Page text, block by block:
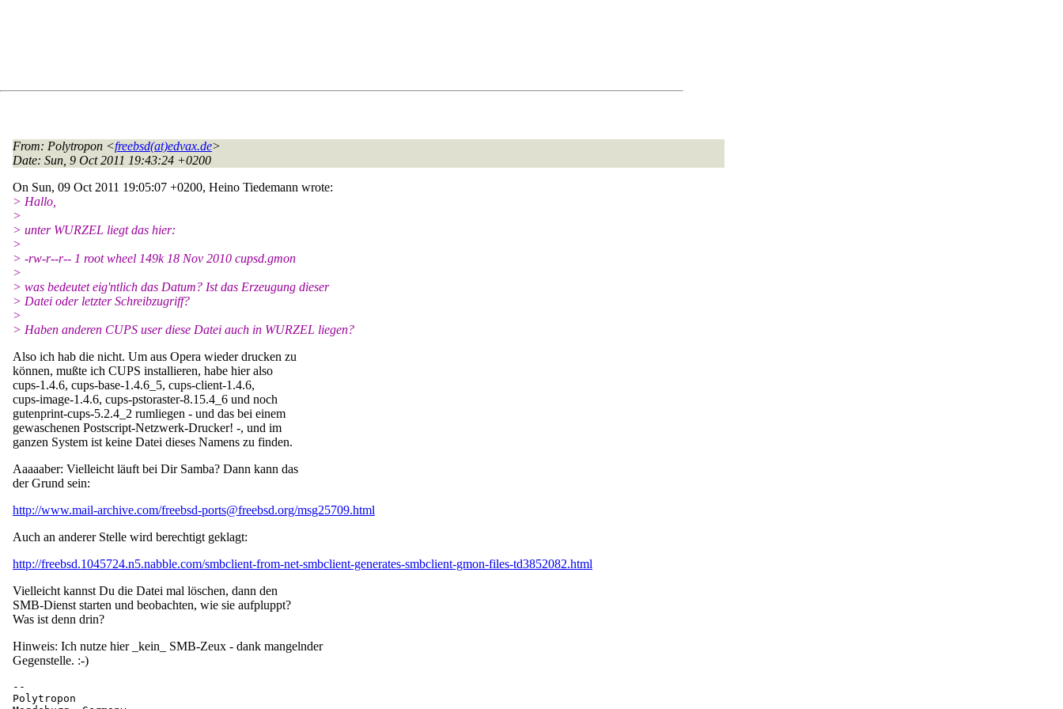
From: Polytropon <freebsd(at)edvax.de>
Date: Sun, 9 Oct 2011 19:43:24 +0200
On Sun, 09 Oct 2011 19:05:07 +0200, Heino Tiedemann wrote:
> Hallo,
>
> unter WURZEL liegt das hier:
>
> -rw-r--r-- 1 root wheel 149k 18 Nov 2010 cupsd.gmon
>
> was bedeutet eig'ntlich das Datum? Ist das Erzeugung dieser
> Datei oder letzter Schreibzugriff?
>
> Haben anderen CUPS user diese Datei auch in WURZEL liegen?
Also ich hab die nicht. Um aus Opera wieder drucken zu
können, mußte ich CUPS installieren, habe hier also
cups-1.4.6, cups-base-1.4.6_5, cups-client-1.4.6,
cups-image-1.4.6, cups-pstoraster-8.15.4_6 und noch
gutenprint-cups-5.2.4_2 rumliegen - und das bei einem
gewaschenen Postscript-Netzwerk-Drucker! -, und im
ganzen System ist keine Datei dieses Namens zu finden.
Aaaaaber: Vielleicht läuft bei Dir Samba? Dann kann das
der Grund sein:
http://www.mail-archive.com/freebsd-ports@freebsd.org/msg25709.html
Auch an anderer Stelle wird berechtigt geklagt:
http://freebsd.1045724.n5.nabble.com/smbclient-from-net-smbclient-generates-smbclient-gmon-files-td3852082.html
Vielleicht kannst Du die Datei mal löschen, dann den
SMB-Dienst starten und beobachten, wie sie aufpluppt?
Was ist denn drin?
Hinweis: Ich nutze hier _kein_ SMB-Zeux - dank mangelnder
Gegenstelle. :-)
--
Polytropon